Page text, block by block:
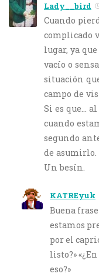
Lady__bird
Cuando
complicado
lugar, ya
vacío o
situación
campo de
Si es que…
cuando
segundo
de asumirlo.
Un besín.
KATREyuk
Buena frase
estamos
por el
listo?»
eso?»